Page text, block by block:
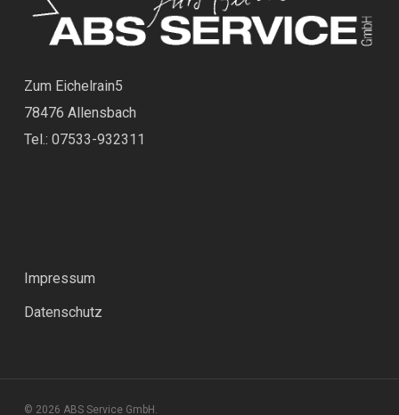
Zum Eichelrain5
78476 Allensbach
Tel.: 07533-932311
Impressum
Datenschutz
© 2026 ABS Service GmbH.